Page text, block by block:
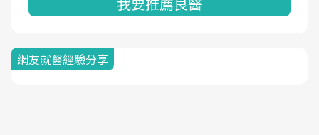
網友就醫經驗分享